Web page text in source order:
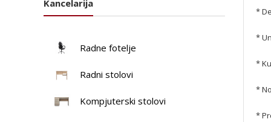
*
*
*
*
*
Kancelarija
Radne fotelje
Radni stolovi
Kompjuterski stolovi